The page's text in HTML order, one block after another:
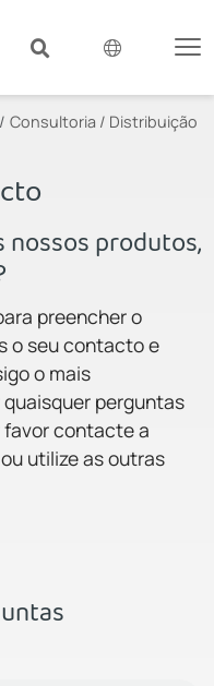
Consultoria / Distribuição
nossos produtos,
preencher o
o seu contacto e
o mais
perguntas
favor contacte a
utilize as outras